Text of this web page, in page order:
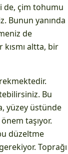
de, çim tohumu
Bunun yanında
de
altta, bir
Bu
yüzey üstünde
taşıyor.
düzeltme
Toprağı